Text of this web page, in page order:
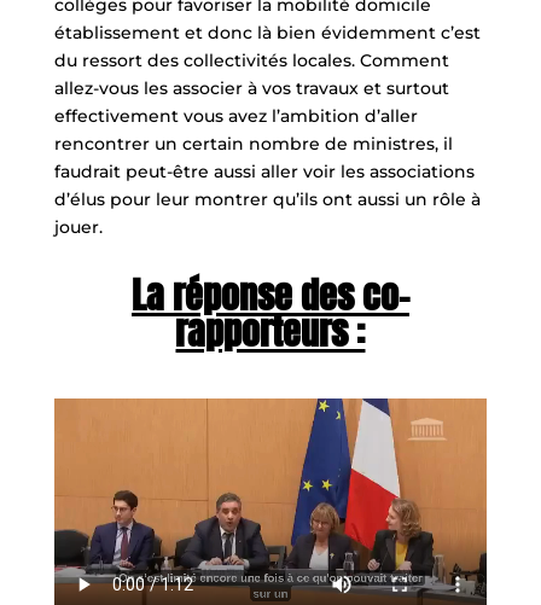
collèges pour favoriser la mobilité domicile
établissement et donc là bien évidemment c’est
du ressort des collectivités locales. Comment
allez-vous les associer à vos travaux et surtout
effectivement vous avez l’ambition d’aller
rencontrer un certain nombre de ministres, il
faudrait peut-être aussi aller voir les associations
d’élus pour leur montrer qu’ils ont aussi un rôle à
jouer.
La réponse des co-
rapporteurs :